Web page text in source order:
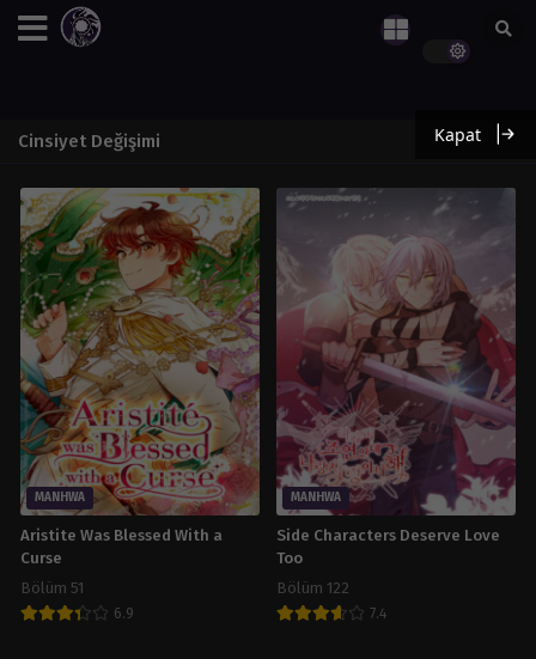
Cinsiyet Değişimi
MANHWA
Aristite Was Blessed With a
Curse
Bölüm 51
6.9
MANHWA
Side Characters Deserve Love
Too
Bölüm 122
7.4
Kapat